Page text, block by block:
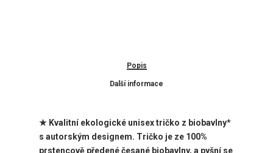
Popis
Další informace
★ Kvalitní ekologické unisex tričko z biobavlny*
s autorským designem. Tričko je ze 100%
prstencově předené česané biobavlny, a pyšní se